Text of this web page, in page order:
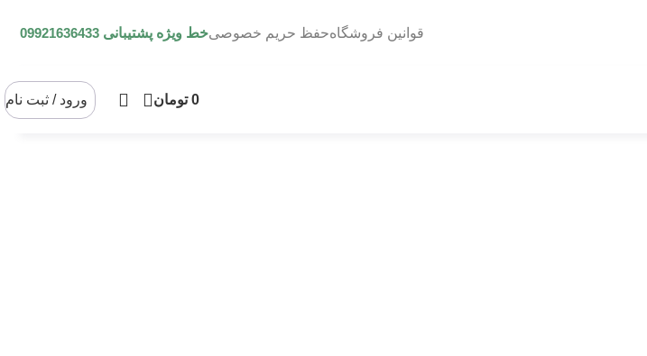
قوانین فروشگاهحفظ حریم خصوصیخط ویژه پشتیبانی 09921636433
0 تومان ورود / ثبت نام